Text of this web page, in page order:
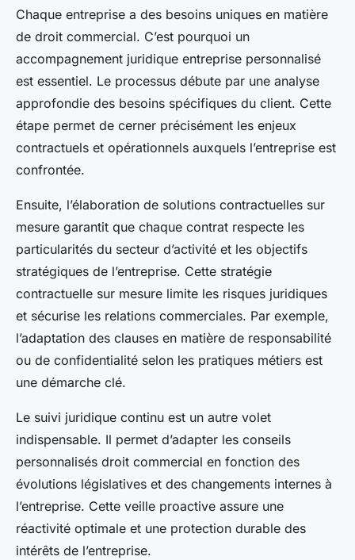
Chaque entreprise a des besoins uniques en matière
de droit commercial. C’est pourquoi un
accompagnement juridique entreprise personnalisé
est essentiel. Le processus débute par une analyse
approfondie des besoins spécifiques du client. Cette
étape permet de cerner précisément les enjeux
contractuels et opérationnels auxquels l’entreprise est
confrontée.
Ensuite, l’élaboration de solutions contractuelles sur
mesure garantit que chaque contrat respecte les
particularités du secteur d’activité et les objectifs
stratégiques de l’entreprise. Cette stratégie
contractuelle sur mesure limite les risques juridiques
et sécurise les relations commerciales. Par exemple,
l’adaptation des clauses en matière de responsabilité
ou de confidentialité selon les pratiques métiers est
une démarche clé.
Le suivi juridique continu est un autre volet
indispensable. Il permet d’adapter les conseils
personnalisés droit commercial en fonction des
évolutions législatives et des changements internes à
l’entreprise. Cette veille proactive assure une
réactivité optimale et une protection durable des
intérêts de l’entreprise.